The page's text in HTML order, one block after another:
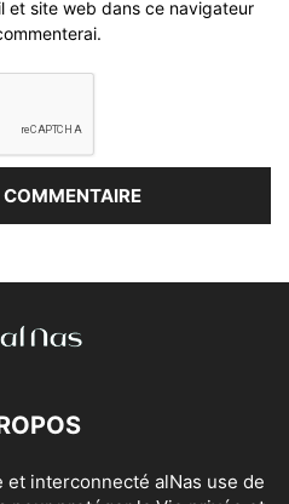
et site web dans ce navigateur
et interconnecté alNas use de